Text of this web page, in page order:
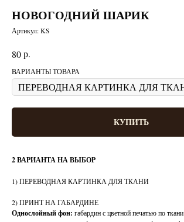
НОВОГОДНИЙ ШАРИК
Артикул:KS
80р.
ВАРИАНТЫ ТОВАРА
КУПИТЬ
2 ВАРИАНТА НА ВЫБОР
1) ПЕРЕВОДНАЯ КАРТИНКА ДЛЯ ТКАНИ
2) ПРИНТ НА ГАБАРДИНЕ
Однослойный фон: габардин с цветной печатью по ткани